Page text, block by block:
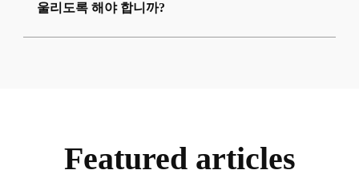
울리도록 해야 합니까?
Featured articles